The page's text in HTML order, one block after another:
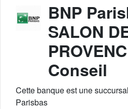
BNP
SALON
Conseil
Cette banque est une
Parisbas